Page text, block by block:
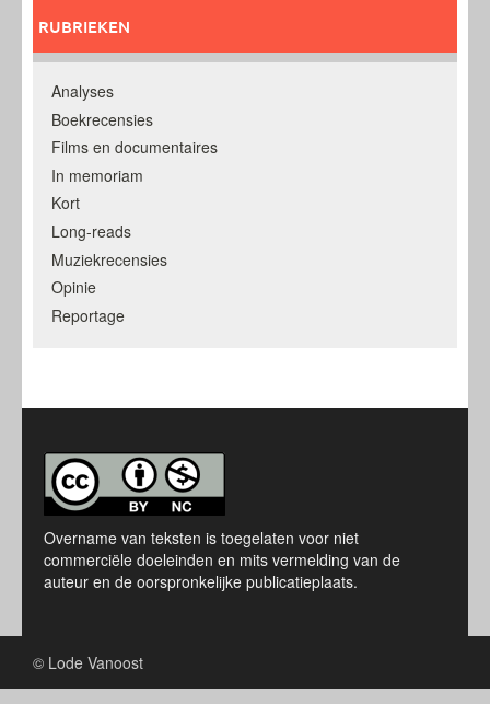
RUBRIEKEN
Analyses
Boekrecensies
Films en documentaires
In memoriam
Kort
Long-reads
Muziekrecensies
Opinie
Reportage
Overname van teksten is toegelaten voor niet
commerciële doeleinden en mits vermelding van de
auteur en de oorspronkelijke publicatieplaats.
© Lode Vanoost